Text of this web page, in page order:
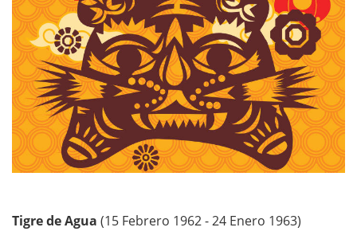
Tigre de Agua (15 Febrero 1962 - 24 Enero 1963)